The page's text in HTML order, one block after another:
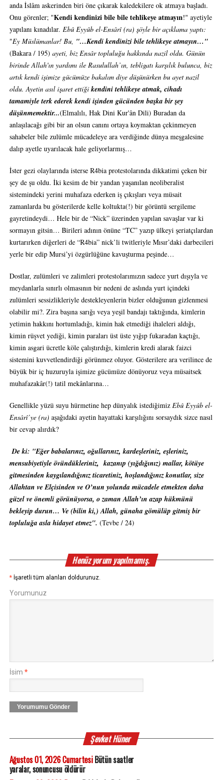
anda İslâm askerinden biri öne çıkarak kaledekilere ok atmaya başladı.
Onu görenler; "Kendi kendinizi bile bile tehlikeye atmayın!" ayetiyle
yapılanı kınadılar. Ebû Eyyûb el-Ensârî (ra) şöyle bir açıklama yaptı:
"Ey Müslümanlar! Bu, "…Kendi kendinizi bile tehlikeye atmayın…"
(Bakara / 195) ayeti, biz Ensâr topluluğu hakkında nazil oldu. Günün
birinde Allah'ın yardımı ile Rasulullah’ın, tebligatı karşılık bulunca, biz
artık kendi işimize gücümüze bakalım diye düşünürken bu ayet nazil
oldu. Ayetin asıl işaret ettiği kendini tehlikeye atmak, cihadı
tamamiyle terk ederek kendi işinden gücünden başka bir şey
düşünmemektir...(Elmalılı, Hak Dini Kur'ân Dili) Buradan da
anlaşılacağı gibi bir an olsun canını ortaya koymaktan çekinmeyen
sahabeler bile zulümle mücadeleye ara verdiğinde dünya meşgalesine
dalıp ayetle uyarılacak hale geliyorlarmış…
İster gezi olaylarında isterse R4bia protestolarında dikkatimi çeken bir
şey de şu oldu. İki kesim de bir yandan yaşanılan neoliberalist
sistemindeki yerini muhafaza ederken iş çıkışları veya müsait
zamanlarda bu gösterilerde kelle koltukta(!) bir görüntü sergileme
gayretindeydi… Hele bir de “Nick” üzerinden yapılan savaşlar var ki
sormayın gitsin… Birileri adının önüne “TC” yazıp ülkeyi şeriatçılardan
kurtarırken diğerleri de “R4bia” nick’li twitleriyle Mısır’daki darbecileri
yerle bir edip Mursi’yi özgürlüğüne kavuşturma peşinde…
Dostlar, zulümleri ve zalimleri protestolarımızın sadece yurt dışıyla ve
meydanlarla sınırlı olmasının bir nedeni de aslında yurt içindeki
zulümleri sessizlikleriyle destekleyenlerin bizler olduğunun gizlenmesi
olabilir mi?. Zira başına sarığı veya yeşil bandajı taktığında, kimlerin
yetimin hakkını hortumladığı, kimin hak etmediği ihaleleri aldığı,
kimin rüşvet yediği, kimin paraları üst üste yığıp fukaradan kaçtığı,
kimin asgari ücretle köle çalıştırdığı, kimlerin kredi alarak faizci
sistemini kuvvetlendirdiği görünmez oluyor. Gösterilere ara verilince de
büyük bir iç huzuruyla işimize gücümüze dönüyoruz veya müsaitsek
muhafazakâr(!) tatil mekânlarına…
Genellikle yüzü suyu hürmetine hep dünyalık istediğimiz Ebû Eyyûb el-
Ensârî’ye (ra) aşağıdaki ayetin hayattaki karşılığını sorsaydık sizce nasıl
bir cevap alırdık?
De ki: "Eğer babalarınız, oğullarınız, kardeşleriniz, eşleriniz,
mensubiyetiyle övündükleriniz, kazanıp (yığdığınız) mallar, kötüye
gitmesinden kaygılandığınız ticaretiniz, hoşlandığınız konutlar, size
Allahtan ve Elçisinden ve O’nun yolunda mücadele etmekten daha
güzel ve önemli görünüyorsa, o zaman Allah’ın azap hükmünü
bekleyip durun… Ve (bilin ki,) Allah, günaha gömülüp gitmiş bir
topluluğa asla hidayet etmez". (Tevbe / 24)
Henüz yorum yapılmamış.
* İşaretli tüm alanları doldurunuz.
Yorumunuz
İsim *
Yorumumu Gönder
Şevket Hüner
Ağustos 01, 2026 CumartesiBütün saatler
yaralar, sonuncusu öldürür